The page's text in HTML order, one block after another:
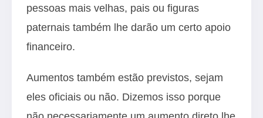
pessoas mais velhas, pais ou figuras
paternais também lhe darão um certo apoio
financeiro.
Aumentos também estão previstos, sejam
eles oficiais ou não. Dizemos isso porque